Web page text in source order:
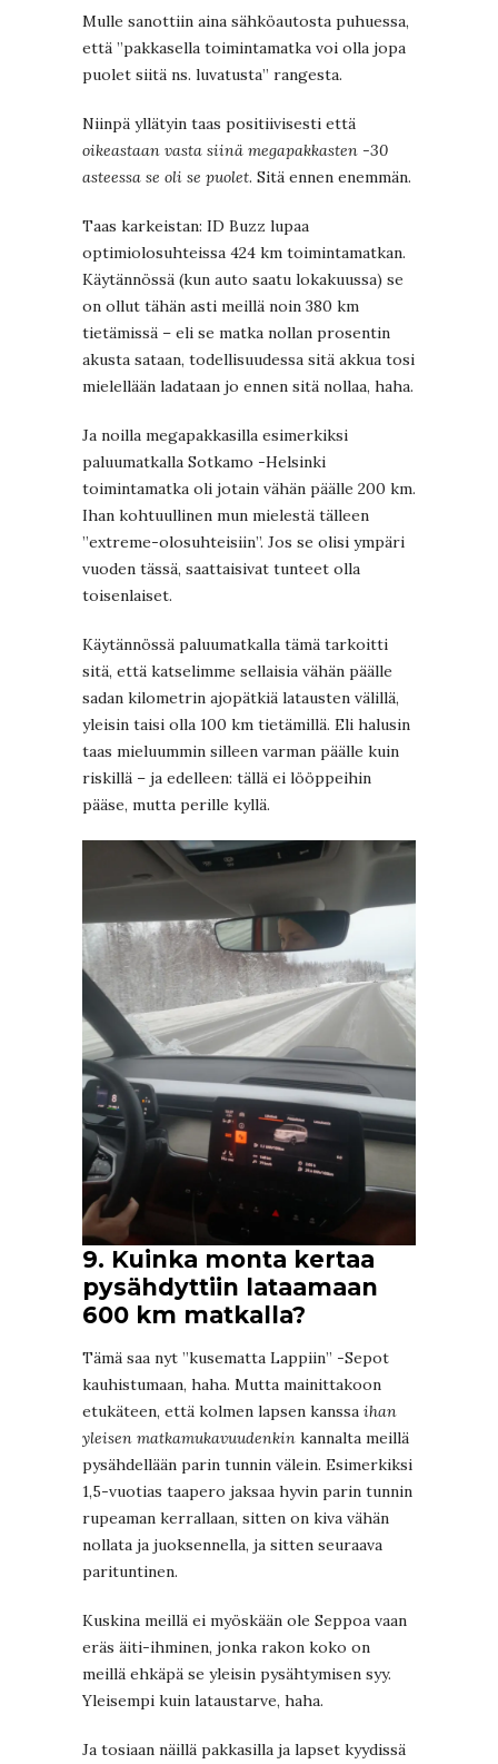
Mulle sanottiin aina sähköautosta puhuessa,
että ”pakkasella toimintamatka voi olla jopa
puolet siitä ns. luvatusta” rangesta.
Niinpä yllätyin taas positiivisesti että
oikeastaan vasta siinä megapakkasten -30
asteessa se oli se puolet. Sitä ennen enemmän.
Taas karkeistan: ID Buzz lupaa
optimiolosuhteissa 424 km toimintamatkan.
Käytännössä (kun auto saatu lokakuussa) se
on ollut tähän asti meillä noin 380 km
tietämissä – eli se matka nollan prosentin
akusta sataan, todellisuudessa sitä akkua tosi
mielellään ladataan jo ennen sitä nollaa, haha.
Ja noilla megapakkasilla esimerkiksi
paluumatkalla Sotkamo -Helsinki
toimintamatka oli jotain vähän päälle 200 km.
Ihan kohtuullinen mun mielestä tälleen
”extreme-olosuhteisiin”. Jos se olisi ympäri
vuoden tässä, saattaisivat tunteet olla
toisenlaiset.
Käytännössä paluumatkalla tämä tarkoitti
sitä, että katselimme sellaisia vähän päälle
sadan kilometrin ajopätkiä latausten välillä,
yleisin taisi olla 100 km tietämillä. Eli halusin
taas mieluummin silleen varman päälle kuin
riskillä – ja edelleen: tällä ei lööppeihin
pääse, mutta perille kyllä.
9. Kuinka monta kertaa
pysähdyttiin lataamaan
600 km matkalla?
Tämä saa nyt ”kusematta Lappiin” -Sepot
kauhistumaan, haha. Mutta mainittakoon
etukäteen, että kolmen lapsen kanssa ihan
yleisen matkamukavuudenkin kannalta meillä
pysähdellään parin tunnin välein. Esimerkiksi
1,5-vuotias taapero jaksaa hyvin parin tunnin
rupeaman kerrallaan, sitten on kiva vähän
nollata ja juoksennella, ja sitten seuraava
parituntinen.
Kuskina meillä ei myöskään ole Seppoa vaan
eräs äiti-ihminen, jonka rakon koko on
meillä ehkäpä se yleisin pysähtymisen syy.
Yleisempi kuin lataustarve, haha.
Ja tosiaan näillä pakkasilla ja lapset kyydissä